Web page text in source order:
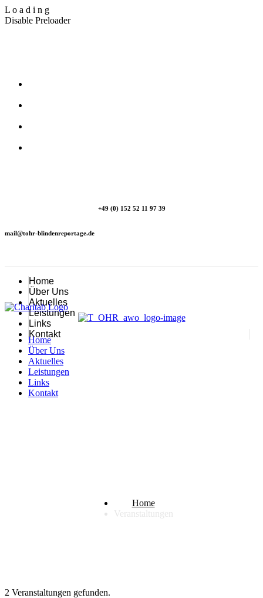
L o a d i n g
Disable Preloader
+49 (0) 152 52 11 97 39
mail@tohr-blindenreportage.de
Home
Über Uns
Aktuelles
Leistungen
Links
Kontakt
Home
Über Uns
Aktuelles
Leistungen
Links
Kontakt
Home
Veranstaltungen
2 Veranstaltungen gefunden.